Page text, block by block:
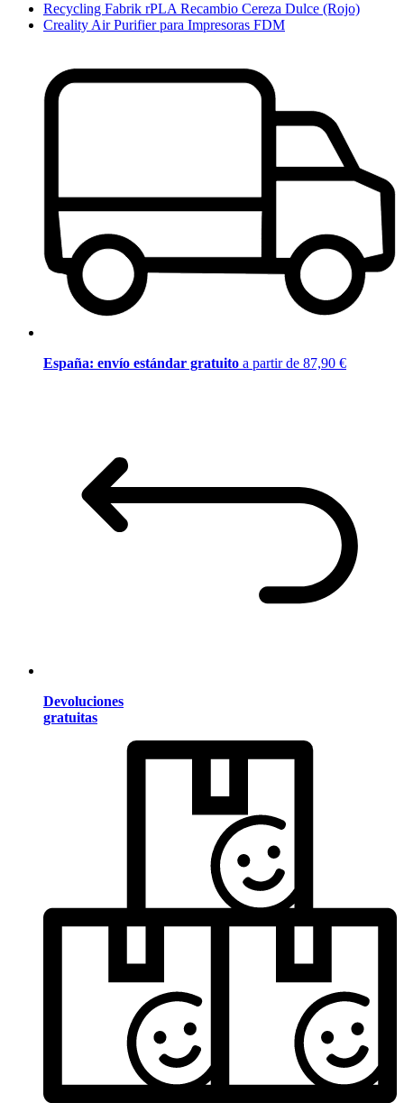
Recycling Fabrik rPLA Recambio Cereza Dulce (Rojo)
Creality Air Purifier para Impresoras FDM
España: envío estándar gratuito a partir de 87,90 €
Devoluciones
gratuitas